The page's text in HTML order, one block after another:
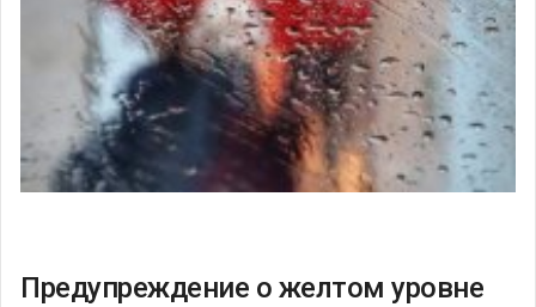
Предупреждение о желтом уровне